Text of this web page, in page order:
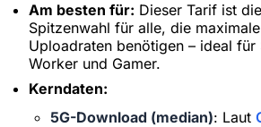
Am besten für: Dieser Tarif ist
Spitzenwahl für alle, die
Uploadraten benötigen – ideal für
Worker und Gamer.
Kerndaten:
5G-Download (median): Laut